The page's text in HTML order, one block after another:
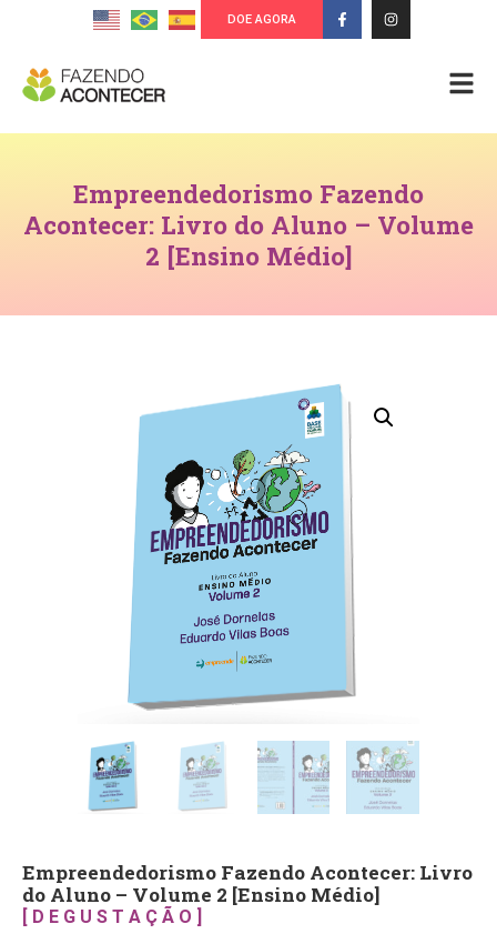
DOE AGORA
Empreendedorismo Fazendo
Acontecer: Livro do Aluno – Volume
2 [Ensino Médio]
Empreendedorismo Fazendo Acontecer: Livro
do Aluno – Volume 2 [Ensino Médio]
[ D E G U S T A Ç Ã O ]